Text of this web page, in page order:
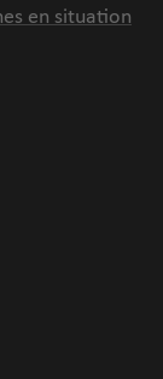
en situation